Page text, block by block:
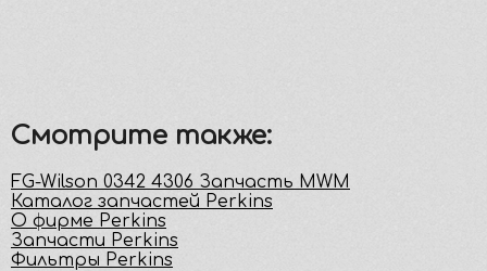
Смотрите также:
FG-Wilson 0342 4306 Запчасть MWM
Каталог запчастей Perkins
О фирме Perkins
Запчасти Perkins
Фильтры Perkins